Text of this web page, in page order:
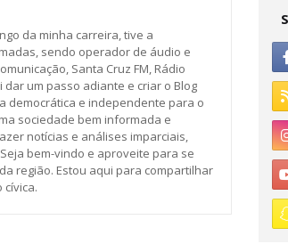
da minha carreira, tive a
sendo operador de áudio e
Santa Cruz FM, Rádio
dar um passo adiante e criar o Blog
democrática e independente para o
sociedade bem informada e
notícias e análises imparciais,
bem-vindo e aproveite para se
região. Estou aqui para compartilhar